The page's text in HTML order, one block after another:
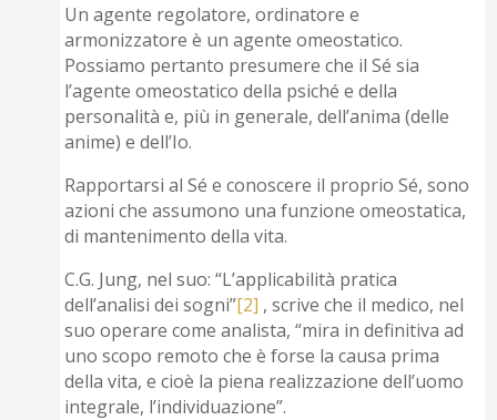
Un agente regolatore, ordinatore e
armonizzatore è un agente omeostatico.
Possiamo pertanto presumere che il Sé sia
l’agente omeostatico della psiché e della
personalità e, più in generale, dell’anima (delle
anime) e dell’Io.
Rapportarsi al Sé e conoscere il proprio Sé, sono
azioni che assumono una funzione omeostatica,
di mantenimento della vita.
C.G. Jung, nel suo: “L’applicabilità pratica
dell’analisi dei sogni”[2] , scrive che il medico, nel
suo operare come analista, “mira in definitiva ad
uno scopo remoto che è forse la causa prima
della vita, e cioè la piena realizzazione dell’uomo
integrale, l’individuazione”.